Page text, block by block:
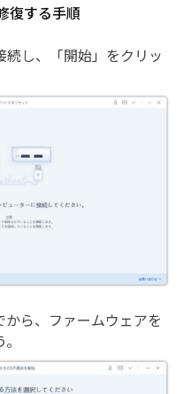
復する手順
し、「開始」をクリッ
から、ファームウェアを